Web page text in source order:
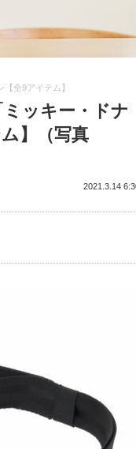
全9アイテム】
ッキー・ドナ
】（写真
2021.3.14